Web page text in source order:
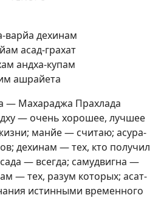
варйа дехинам
асад-грахат
андха-купам
ашрайета
— Махараджа Прахлада
— очень хорошее, лучшее
манйе — считаю; асура-
дехинам — тех, кто получил
— всегда; самудвигна —
— тех, разум которых; асат-
истинными временного